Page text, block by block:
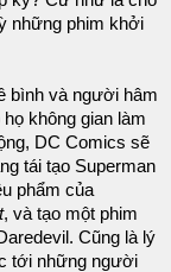
những phim khởi
bình và người hâm
không gian làm
DC Comics sẽ
tái tạo Superman
phẩm của
, và tạo một phim
Cũng là lý
tới những người